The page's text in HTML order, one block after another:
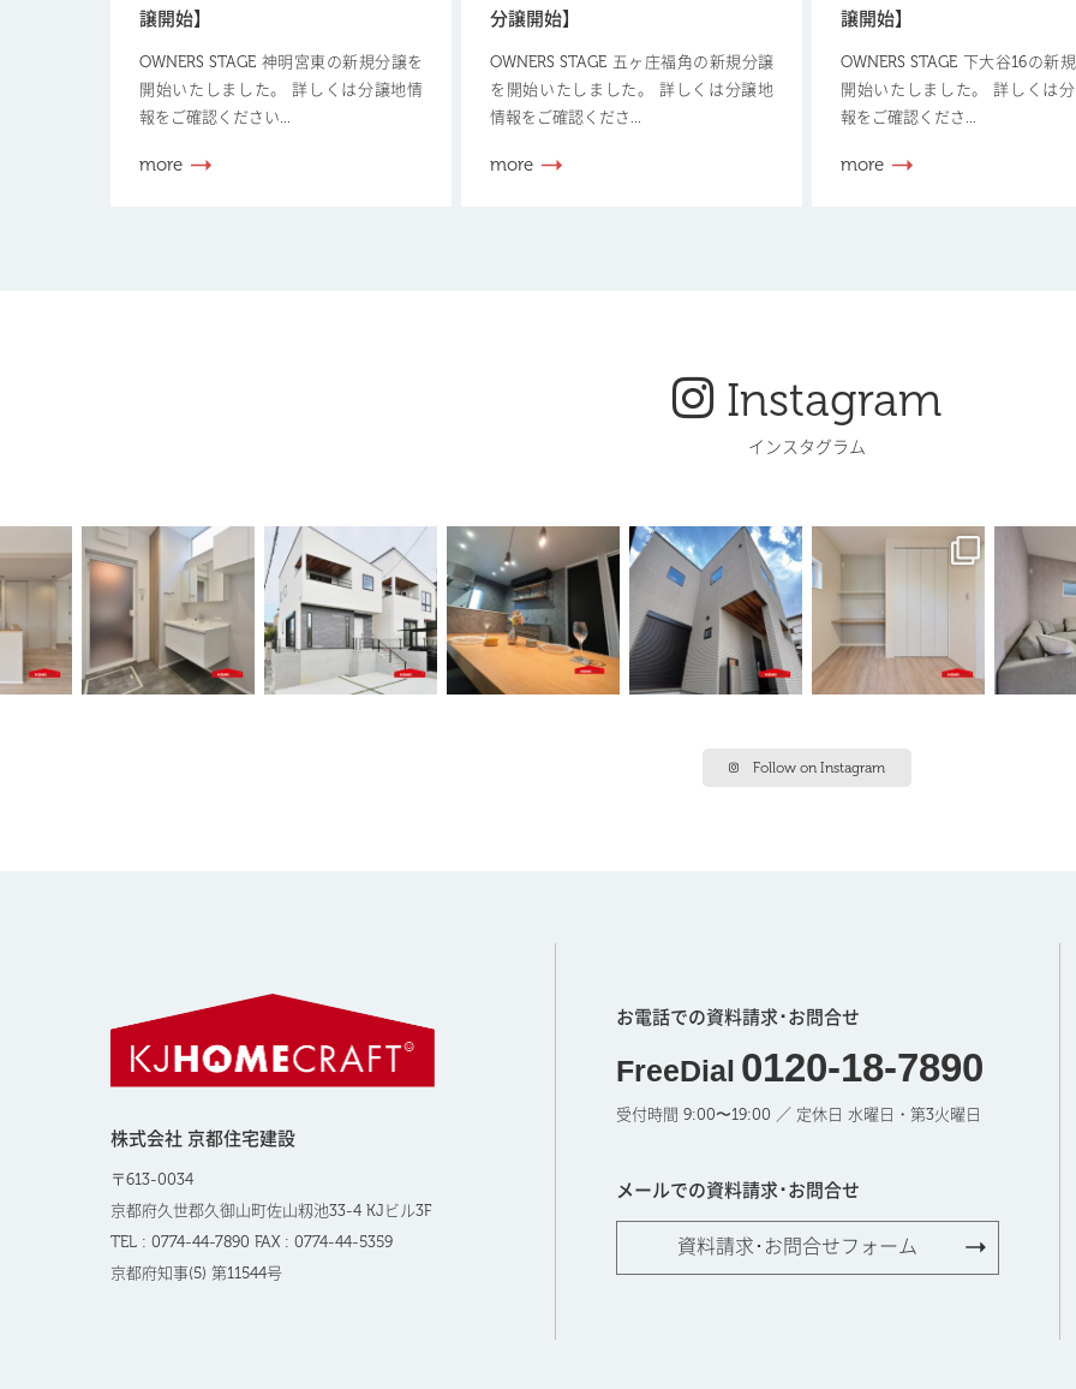
譲開始】
OWNERS STAGE 神明宮東の新規分譲を
開始いたしました。 詳しくは分譲地情
報をご確認ください...
more
分譲開始】
OWNERS STAGE 五ヶ庄福角の新規分譲
を開始いたしました。 詳しくは分譲地
情報をご確認くださ...
more
譲開始】
OWNERS STAGE 下大谷16の新
開始いたしました。 詳しくは
報をご確認くださ...
more
Instagram
インスタグラム
Follow on Instagram
お電話での資料請求･お問合せ
FreeDial 0120-18-7890
受付時間 9:00〜19:00 ／ 定休日 水曜日・第3火曜日
メールでの資料請求･お問合せ
資料請求･お問合せフォーム
株式会社 京都住宅建設
〒613-0034
京都府久世郡久御山町佐山籾池33-4 KJビル3F
TEL : 0774-44-7890 FAX : 0774-44-5359
京都府知事(5) 第11544号